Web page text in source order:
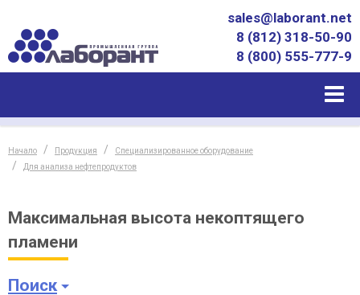
sales@laborant.net
8 (812) 318-50-90
8 (800) 555-777-9
Начало Продукция
Специализированное оборудование
Для анализа нефтепродуктов
Максимальная высота некоптящего
пламени
Поиск